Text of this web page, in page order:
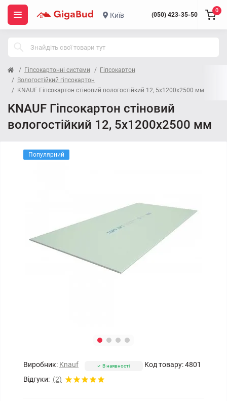
Київ (050) 423-35-50
0
Гіпсокартонні системи
Гіпсокартон
Вологостійкий гіпсокартон
KNAUF Гіпсокартон стіновий вологостійкий 12, 5x1200x2500 мм
KNAUF Гіпсокартон стіновий
вологостійкий 12, 5x1200x2500 мм
Популярний
Виробник: Knauf Код товару: 4801
Відгуки: (2)
В наявності